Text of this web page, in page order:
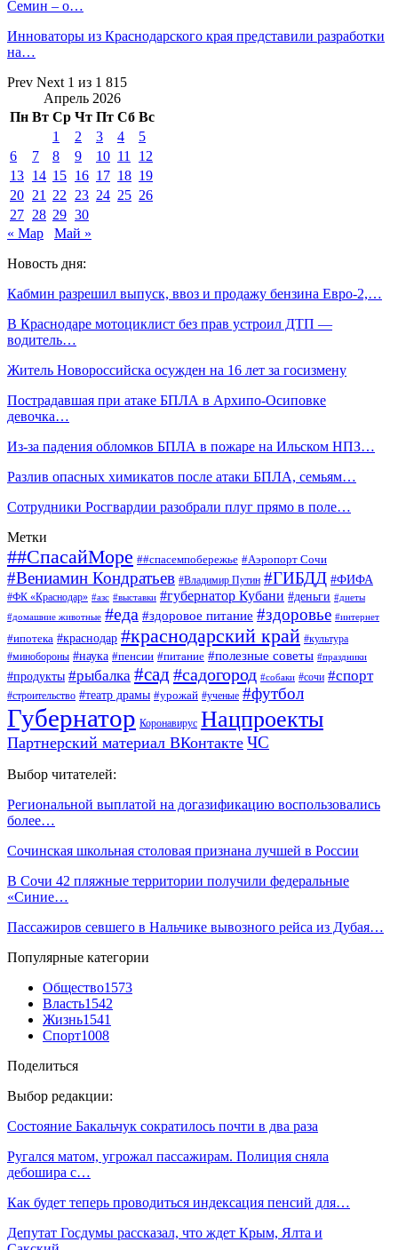
Семин – о…
Инноваторы из Краснодарского края представили разработки
на…
Prev Next 1 из 1 815
Апрель 2026
Пн Вт Ср Чт Пт Сб Вс
1
2 3 4
5
6
7 8 9 10 11
12
13 14 15 16 17 18 19
20 21 22 23 24 25 26
27 28 29 30
« Мар
Май »
Новость дня:
Кабмин разрешил выпуск, ввоз и продажу бензина Евро-2,…
В Краснодаре мотоциклист без прав устроил ДТП —
водитель…
Житель Новороссийска осужден на 16 лет за госизмену
Пострадавшая при атаке БПЛА в Архипо-Осиповке
девочка…
Из-за падения обломков БПЛА в пожаре на Ильском НПЗ…
Разлив опасных химикатов после атаки БПЛА, семьям…
Сотрудники Росгвардии разобрали плуг прямо в поле…
Метки
##СпасайМоре ##спасемпобережье #Аэропорт Сочи
#Вениамин Кондратьев #Владимир Путин #ГИБДД #ФИФА
#ФК «Краснодар» #азс #выставки #губернатор Кубани #деньги #диеты
#домашние животные #еда #здоровое питание #здоровье #интернет
#ипотека #краснодар #краснодарский край #культура
#минобороны #наука #пенсии #питание #полезные советы #праздники
#продукты #рыбалка #сад #садогород #собаки #сочи #спорт
#строительство #театр драмы #урожай #ученые #футбол
Губернатор Коронавирус Нацпроекты
Партнерский материал ВКонтакте ЧС
Выбор читателей:
Региональной выплатой на догазификацию воспользовались
более…
Сочинская школьная столовая признана лучшей в России
В Сочи 42 пляжные территории получили федеральные
«Синие…
Пассажиров севшего в Нальчике вывозного рейса из Дубая…
Популярные категории
Общество1573
Власть1542
Жизнь1541
Спорт1008
Поделиться
Выбор редакции:
Состояние Бакальчук сократилось почти в два раза
Ругался матом, угрожал пассажирам. Полиция сняла
дебошира с…
Как будет теперь проводиться индексация пенсий для…
Депутат Госдумы рассказал, что ждет Крым, Ялта и